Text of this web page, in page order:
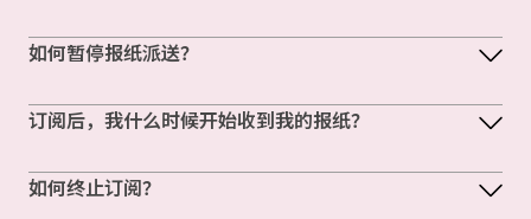
如何暂停报纸派送？
订阅后，我什么时候开始收到我的报纸？
如何终止订阅？